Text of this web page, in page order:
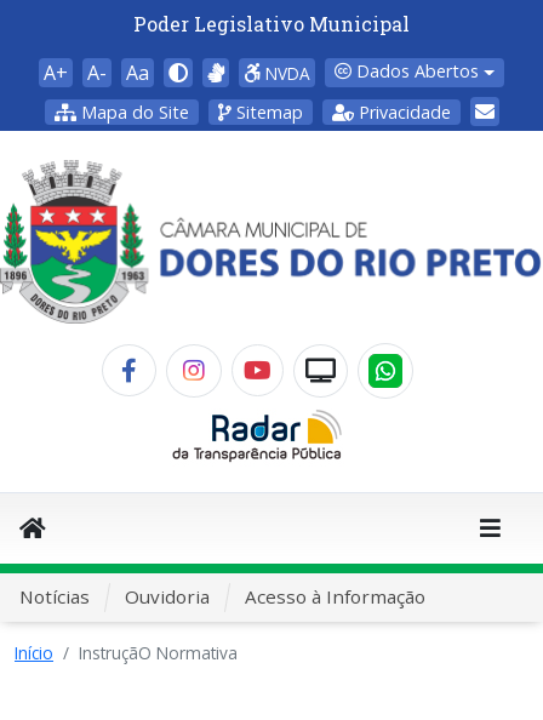
Poder Legislativo Municipal
A+ A- Aa NVDA
Dados Abertos
Mapa do Site
Sitemap Privacidade
Notícias Ouvidoria Acesso à Informação
Início InstruçãO Normativa